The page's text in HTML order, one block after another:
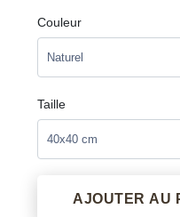
Couleur
Taille
AJOUTER AU